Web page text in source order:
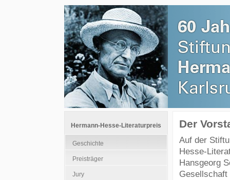
Der
Auf der
Hesse-
Hansgeorg
Gesellschaft
Hermann-Hesse-Literaturpreis
Geschichte
Preisträger
Jury